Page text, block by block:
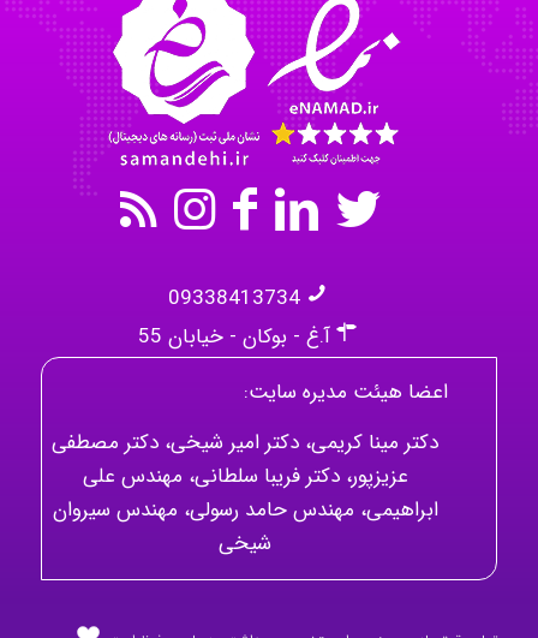
Mehrab
09338413734
آ.غ - بوکان - خیابان 55
اعضا هیئت مدیره سایت:
دکتر مینا کریمی، دکتر امیر شیخی، دکتر مصطفی
عزیزپور، دکتر فریبا سلطانی، مهندس علی
ابراهیمی، مهندس حامد رسولی، مهندس سیروان
شیخی